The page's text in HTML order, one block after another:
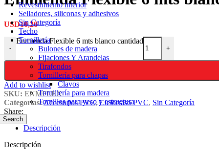
Revestimiento interior
Selladores, siliconas y adhesivos
Sin Categoría
Techo
Tornillería
Bulones de madera
Fijaciones Y Arandelas
Tirafondos
Tornillería para chapas
Clavos
Tornillería para madera
Tornillos para yeso y estructura
Search
USD10,20
-
Enmienda Flexible 6 mts blanco cantidad
+
Add to wishlist
SKU: ENMFLEX
Categorías:Accesorios PVC, Cielorraso PVC, Sin Categoría
Share:
Descripción
Descripción